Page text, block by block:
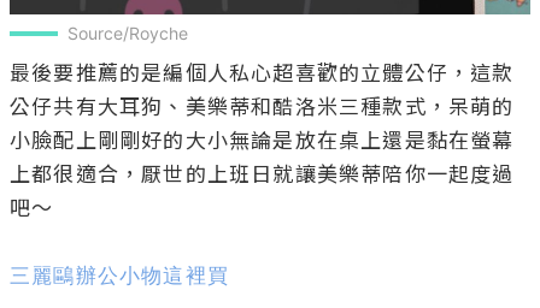
Source/Royche
最後要推薦的是編個人私心超喜歡的立體公仔，這款
公仔共有大耳狗、美樂蒂和酷洛米三種款式，呆萌的
小臉配上剛剛好的大小無論是放在桌上還是黏在螢幕
上都很適合，厭世的上班日就讓美樂蒂陪你一起度過
吧～
三麗鷗辦公小物這裡買